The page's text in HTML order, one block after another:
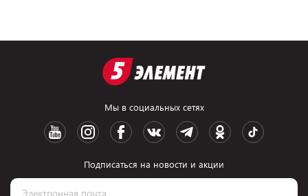
Мы в социальных сетях
Подписаться на новости и акции